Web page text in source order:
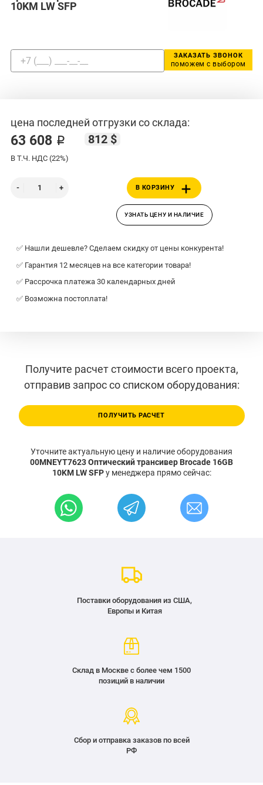
10KM LW SFP
ЗАКАЗАТЬ ЗВОНОК
поможем с выбором
цена последней отгрузки со склада:
63 608 ₽ 812 $
В Т.Ч. НДС (22%)
В КОРЗИНУ
УЗНАТЬ ЦЕНУ И НАЛИЧИЕ
✅ Нашли дешевле? Сделаем скидку от цены конкурента!
✅ Гарантия 12 месяцев на все категории товара!
✅ Рассрочка платежа 30 календарных дней
✅ Возможна постоплата!
Получите расчет стоимости всего проекта,
отправив запрос со списком оборудования:
ПОЛУЧИТЬ РАСЧЕТ
Уточните актуальную цену и наличие оборудования
00MNEYT7623 Оптический трансивер Brocade 16GB
10KM LW SFPу менеджера прямо сейчас:
Поставки оборудования из США,
Европы и Китая
Склад в Москве с более чем 1500
позиций в наличии
Сбор и отправка заказов по всей
РФ